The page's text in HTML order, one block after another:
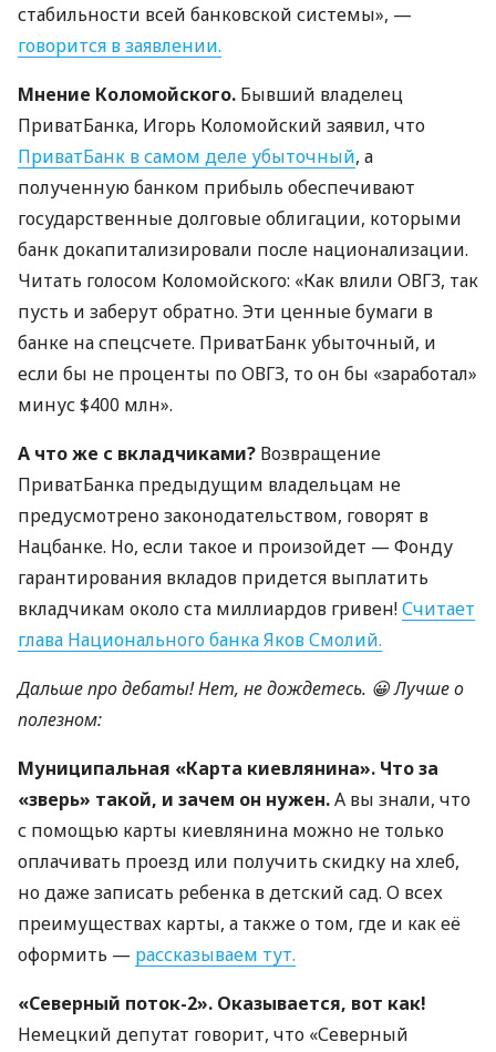
стабильности всей банковской системы», —
говорится в заявлении.
Мнение Коломойского. Бывший владелец
ПриватБанка, Игорь Коломойский заявил, что
ПриватБанк в самом деле убыточный, а
полученную банком прибыль обеспечивают
государственные долговые облигации, которыми
банк докапитализировали после национализации.
Читать голосом Коломойского: «Как влили ОВГЗ, так
пусть и заберут обратно. Эти ценные бумаги в
банке на спецсчете. ПриватБанк убыточный, и
если бы не проценты поОВГЗ, то он бы «заработал»
минус $400 млн».
А что же с вкладчиками? Возвращение
ПриватБанка предыдущим владельцам не
предусмотрено законодательством, говорят в
Нацбанке. Но, если такое и произойдет — Фонду
гарантирования вкладов придется выплатить
вкладчикам около ста миллиардов гривен!Считает
глава Национального банка Яков Смолий.
Дальше про дебаты! Нет, не дождетесь. 😀 Лучше о
полезном:
Муниципальная «Карта киевлянина». Что за
«зверь» такой, и зачем он нужен.А вы знали, что
с помощью карты киевлянина можно не только
оплачивать проезд или получить скидку на хлеб,
но даже записать ребенка в детский сад. О всех
преимуществах карты, а также о том, где и как её
оформить — рассказываем тут.
«Северный поток-2». Оказывается, вот как!
Немецкий депутат говорит, что «Северный